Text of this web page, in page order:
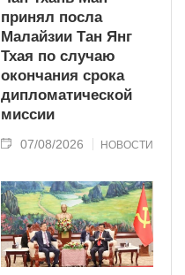
принял посла
Малайзии Тан Янг
Тхая по случаю
окончания срока
дипломатической
миссии
07/08/2026 НОВОСТИ